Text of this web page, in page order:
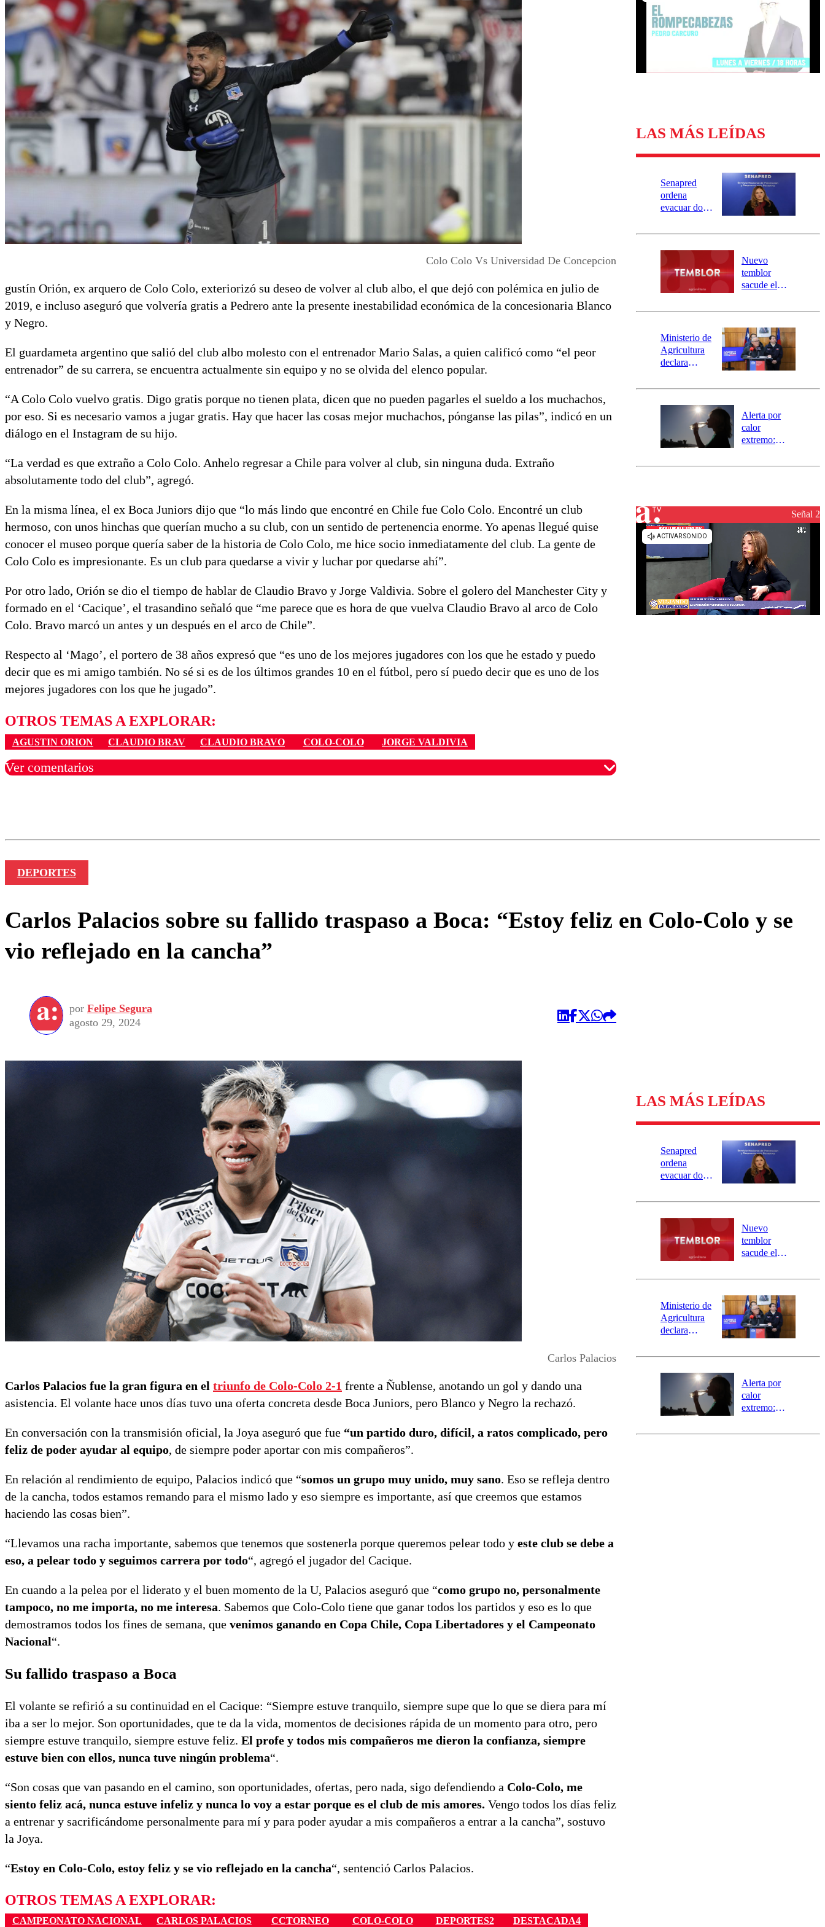
Universidad de Chile
Sustentabilidad
Colo Colo Vs Universidad De Concepcion
gustín Orión, ex arquero de Colo Colo, exteriorizó su deseo de volver al club albo, el que dejó con polémica en julio de
2019, e incluso aseguró que volvería gratis a Pedrero ante la presente inestabilidad económica de la concesionaria Blanco
y Negro.
El guardameta argentino que salió del club albo molesto con el entrenador Mario Salas, a quien calificó como “el peor
entrenador” de su carrera, se encuentra actualmente sin equipo y no se olvida del elenco popular.
“A Colo Colo vuelvo gratis. Digo gratis porque no tienen plata, dicen que no pueden pagarles el sueldo a los muchachos,
por eso. Si es necesario vamos a jugar gratis. Hay que hacer las cosas mejor muchachos, pónganse las pilas”, indicó en un
diálogo en el Instagram de su hijo.
“La verdad es que extraño a Colo Colo. Anhelo regresar a Chile para volver al club, sin ninguna duda. Extraño
absolutamente todo del club”, agregó.
En la misma línea, el ex Boca Juniors dijo que “lo más lindo que encontré en Chile fue Colo Colo. Encontré un club
hermoso, con unos hinchas que querían mucho a su club, con un sentido de pertenencia enorme. Yo apenas llegué quise
conocer el museo porque quería saber de la historia de Colo Colo, me hice socio inmediatamente del club. La gente de
Colo Colo es impresionante. Es un club para quedarse a vivir y luchar por quedarse ahí”.
Por otro lado, Orión se dio el tiempo de hablar de Claudio Bravo y Jorge Valdivia. Sobre el golero del Manchester City y
formado en el ‘Cacique’, el trasandino señaló que “me parece que es hora de que vuelva Claudio Bravo al arco de Colo
Colo. Bravo marcó un antes y un después en el arco de Chile”.
Respecto al ‘Mago’, el portero de 38 años expresó que “es uno de los mejores jugadores con los que he estado y puedo
decir que es mi amigo también. No sé si es de los últimos grandes 10 en el fútbol, pero sí puedo decir que es uno de los
mejores jugadores con los que he jugado”.
OTROS TEMAS A EXPLORAR:
AGUSTIN ORION CLAUDIO BRAV CLAUDIO BRAVO COLO-COLO JORGE VALDIVIA
Ver comentarios
LAS MÁS LEÍDAS
Senapred
ordena
evacuar dos
Carahue por
río Damas:
activa
mensajería
SAE
Nuevo
temblor
sacude el
revisa la
epicentro
Ministerio de
Agricultura
declara
agrícola para
Alerta por
calor
extremo:
activa Alerta
Señal 2
DEPORTES
Carlos Palacios sobre su fallido traspaso a Boca: “Estoy feliz en Colo-Colo y se
vio reflejado en la cancha”
por Felipe Segura
agosto 29, 2024
Carlos Palacios
Carlos Palacios fue la gran figura en el triunfo de Colo-Colo 2-1 frente a Ñublense, anotando un gol y dando una
asistencia. El volante hace unos días tuvo una oferta concreta desde Boca Juniors, pero Blanco y Negro la rechazó.
En conversación con la transmisión oficial, la Joya aseguró que fue “un partido duro, difícil, a ratos complicado, pero
feliz de poder ayudar al equipo, de siempre poder aportar con mis compañeros”.
En relación al rendimiento de equipo, Palacios indicó que “somos un grupo muy unido, muy sano. Eso se refleja dentro
de la cancha, todos estamos remando para el mismo lado y eso siempre es importante, así que creemos que estamos
haciendo las cosas bien”.
“Llevamos una racha importante, sabemos que tenemos que sostenerla porque queremos pelear todo y este club se debe a
eso, a pelear todo y seguimos carrera por todo“, agregó el jugador del Cacique.
En cuando a la pelea por el liderato y el buen momento de la U, Palacios aseguró que “como grupo no, personalmente
tampoco, no me importa, no me interesa. Sabemos que Colo-Colo tiene que ganar todos los partidos y eso es lo que
demostramos todos los fines de semana, que venimos ganando en Copa Chile, Copa Libertadores y el Campeonato
Nacional“.
Su fallido traspaso a Boca
El volante se refirió a su continuidad en el Cacique: “Siempre estuve tranquilo, siempre supe que lo que se diera para mí
iba a ser lo mejor. Son oportunidades, que te da la vida, momentos de decisiones rápida de un momento para otro, pero
siempre estuve tranquilo, siempre estuve feliz. El profe y todos mis compañeros me dieron la confianza, siempre
estuve bien con ellos, nunca tuve ningún problema“.
“Son cosas que van pasando en el camino, son oportunidades, ofertas, pero nada, sigo defendiendo a Colo-Colo, me
siento feliz acá, nunca estuve infeliz y nunca lo voy a estar porque es el club de mis amores. Vengo todos los días feliz
a entrenar y sacrificándome personalmente para mí y para poder ayudar a mis compañeros a entrar a la cancha”, sostuvo
la Joya.
“Estoy en Colo-Colo, estoy feliz y se vio reflejado en la cancha“, sentenció Carlos Palacios.
OTROS TEMAS A EXPLORAR:
CAMPEONATO NACIONAL CARLOS PALACIOS CCTORNEO COLO-COLO DEPORTES2 DESTACADA4
LAS MÁS LEÍDAS
Senapred
ordena
evacuar dos
Carahue por
río Damas:
activa
mensajería
SAE
Nuevo
temblor
sacude el
revisa la
epicentro
Ministerio de
Agricultura
declara
agrícola para
Alerta por
calor
extremo:
activa Alerta